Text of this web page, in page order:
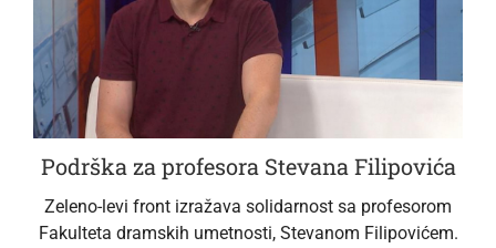
Podrška za profesora Stevana Filipovića
Zeleno-levi front izražava solidarnost sa profesorom
Fakulteta dramskih umetnosti, Stevanom Filipovićem.